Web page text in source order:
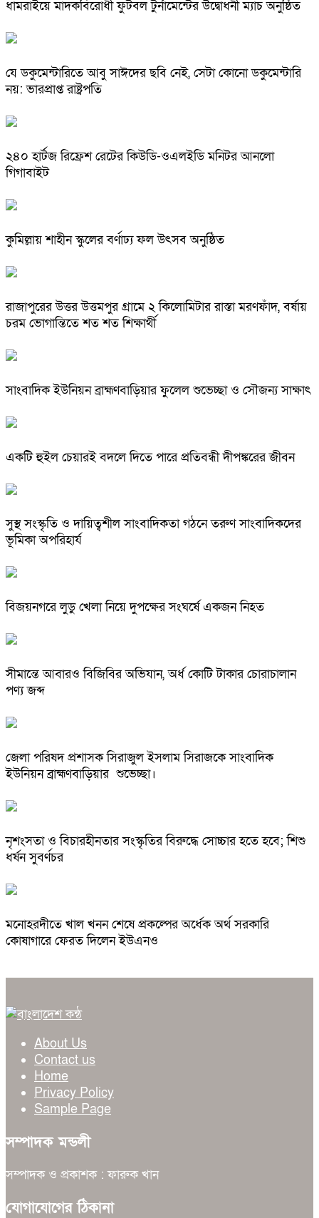
ধামরাইয়ে মাদকবিরোধী ফুটবল টুর্নামেন্টের উদ্বোধনী ম্যাচ অনুষ্ঠিত
যে ডকুমেন্টারিতে আবু সাঈদের ছবি নেই, সেটা কোনো ডকুমেন্টারি
নয়: ভারপ্রাপ্ত রাষ্ট্রপতি
২৪০ হার্টজ রিফ্রেশ রেটের কিউডি-ওএলইডি মনিটর আনলো
গিগাবাইট
কুমিল্লায় শাহীন স্কুলের বর্ণাঢ্য ফল উৎসব অনুষ্ঠিত
রাজাপুরের উত্তর উত্তমপুর গ্রামে ২ কিলোমিটার রাস্তা মরণফাঁদ, বর্ষায়
চরম ভোগান্তিতে শত শত শিক্ষার্থী
সাংবাদিক ইউনিয়ন ব্রাহ্মণবাড়িয়ার ফুলেল শুভেচ্ছা ও সৌজন্য সাক্ষাৎ
একটি হুইল চেয়ারই বদলে দিতে পারে প্রতিবন্ধী দীপঙ্করের জীবন
সুস্থ সংস্কৃতি ও দায়িত্বশীল সাংবাদিকতা গঠনে তরুণ সাংবাদিকদের
ভূমিকা অপরিহার্য
বিজয়নগরে লুডু খেলা নিয়ে দুপক্ষের সংঘর্ষে একজন নিহত
সীমান্তে আবারও বিজিবির অভিযান, অর্ধ কোটি টাকার চোরাচালান
পণ্য জব্দ
জেলা পরিষদ প্রশাসক সিরাজুল ইসলাম সিরাজকে সাংবাদিক
ইউনিয়ন ব্রাহ্মণবাড়িয়ার শুভেচ্ছা।
নৃশংসতা ও বিচারহীনতার সংস্কৃতির বিরুদ্ধে সোচ্চার হতে হবে; শিশু
ধর্ষন সুবর্ণচর
মনোহরদীতে খাল খনন শেষে প্রকল্পের অর্ধেক অর্থ সরকারি
কোষাগারে ফেরত দিলেন ইউএনও
About Us
Contact us
Home
Privacy Policy
Sample Page
সম্পাদক মন্ডলী
সম্পাদক ও প্রকাশক : ফারুক খান
যোগাযোগের ঠিকানা